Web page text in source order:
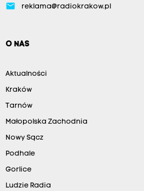
email reklama@radiokrakow.pl
O NAS
Aktualności
Kraków
Tarnów
Małopolska Zachodnia
Nowy Sącz
Podhale
Gorlice
Ludzie Radia